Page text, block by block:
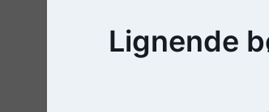
Lignende